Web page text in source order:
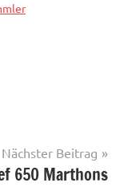
Nächster Beitrag
650 Marthons